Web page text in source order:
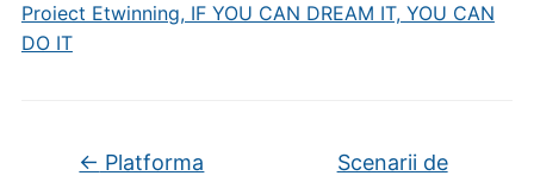
Proiect Etwinning, IF YOU CAN DREAM IT, YOU CAN
DO IT
← Platforma
Scenarii de